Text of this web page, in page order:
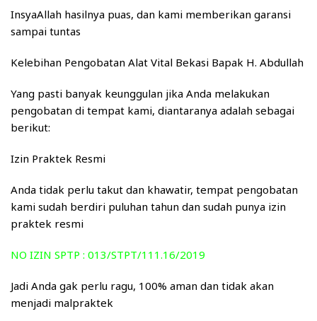
InsyaAllah hasilnya puas, dan kami memberikan garansi
sampai tuntas
Kelebihan Pengobatan Alat Vital Bekasi Bapak H. Abdullah
Yang pasti banyak keunggulan jika Anda melakukan
pengobatan di tempat kami, diantaranya adalah sebagai
berikut:
Izin Praktek Resmi
Anda tidak perlu takut dan khawatir, tempat pengobatan
kami sudah berdiri puluhan tahun dan sudah punya izin
praktek resmi
NO IZIN SPTP : 013/STPT/111.16/2019
Jadi Anda gak perlu ragu, 100% aman dan tidak akan
menjadi malpraktek